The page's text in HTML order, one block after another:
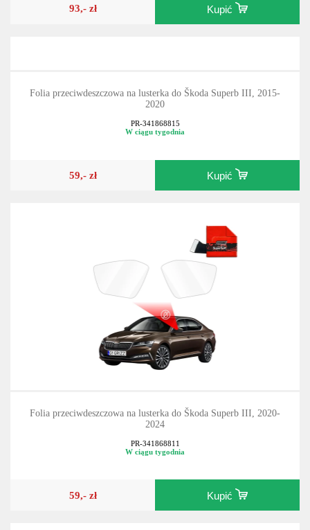
93,- zł Kupić
Folia przeciwdeszczowa na lusterka do Škoda Superb III, 2015-
2020
PR-341868815
W ciągu tygodnia
59,- zł Kupić
Folia przeciwdeszczowa na lusterka do Škoda Superb III, 2020-
2024
PR-341868811
W ciągu tygodnia
59,- zł Kupić